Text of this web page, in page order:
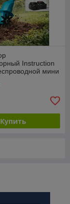
Instruction
мини
Купить